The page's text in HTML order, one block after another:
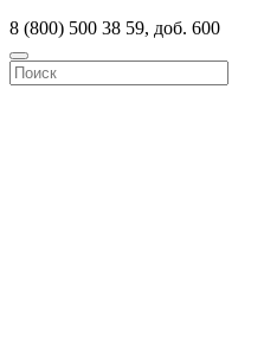
8 (800) 500 38 59, доб. 600